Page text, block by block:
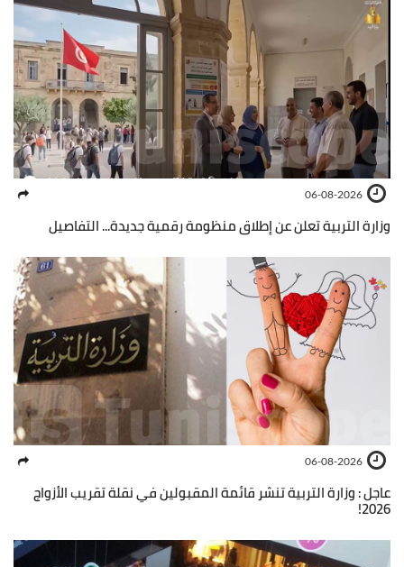
06-08-2026
وزارة التربية تعلن عن إطلاق منظومة رقمية جديدة... التفاصيل
06-08-2026
عاجل : وزارة التربية تنشر قائمة المقبولين في نقلة تقريب الأزواج
2026!